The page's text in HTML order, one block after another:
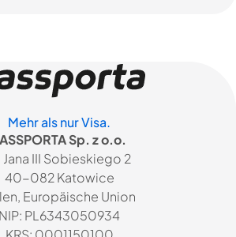
Mehr als nur Visa.
Sp. z o.o.
Jana III Sobieskiego 2
40-082 Katowice
Europäische Union
NIP: PL6343050934